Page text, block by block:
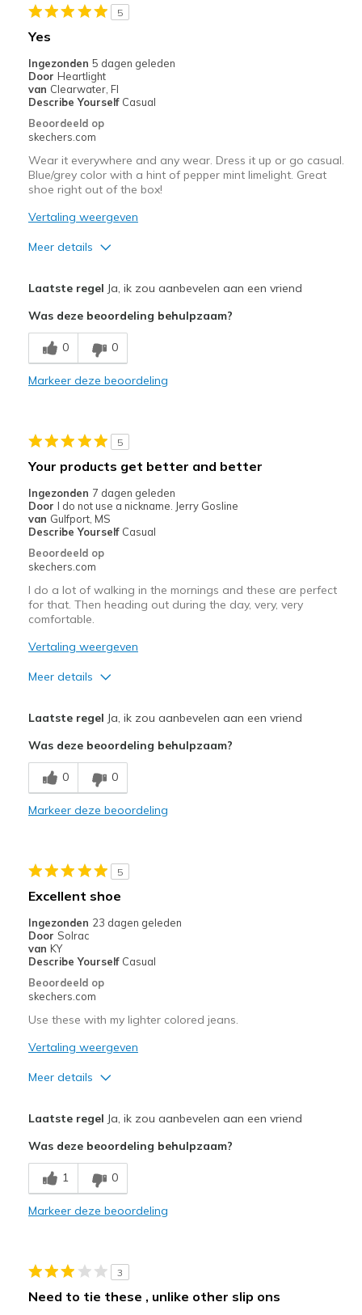
5
Yes
Ingezonden 5 dagen geleden
Door Heartlight
van Clearwater, Fl
Describe Yourself Casual
Beoordeeld op
skechers.com
Wear it everywhere and any wear. Dress it up or go casual.
Blue/grey color with a hint of pepper mint limelight. Great
shoe right out of the box!
Vertaling weergeven
Meer details
Breathe Well
Comfortable
Minpunten
Beste toepassingen
Gym shoe
Width
Feels true to width
Sizing
View On Shoes
I'm Into Shoes
Laatste regel Ja, ik zou aanbevelen aan een vriend
Was deze beoordeling behulpzaam?
0 0
Markeer deze beoordeling
5
Your products get better and better
Ingezonden 7 dagen geleden
Door I do not use a nickname. Jerry Gosline
van Gulfport, MS
Describe Yourself Casual
Beoordeeld op
skechers.com
I do a lot of walking in the mornings and these are perfect
for that. Then heading out during the day, very, very
comfortable.
Vertaling weergeven
Meer details
Breathe Well
Comfortable
Beste toepassingen
Going Out
Width
Sizing
View On Shoes
Shoes are for Wearing
Laatste regel Ja, ik zou aanbevelen aan een vriend
Was deze beoordeling behulpzaam?
0 0
Markeer deze beoordeling
5
Excellent shoe
Ingezonden 23 dagen geleden
Door Solrac
van KY
Describe Yourself Casual
Beoordeeld op
skechers.com
Use these with my lighter colored jeans.
Vertaling weergeven
Meer details
Comfortable
Stylish
Going Out
Laatste regel Ja, ik zou aanbevelen aan een vriend
Was deze beoordeling behulpzaam?
1 0
Markeer deze beoordeling
3
Need to tie these , unlike other slip ons